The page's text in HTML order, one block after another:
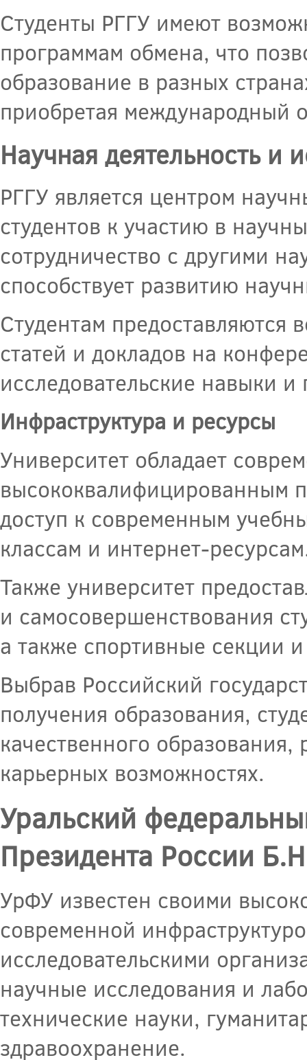
Студенты РГГУ имеют
программам обмена, что
образование в разных
приобретая международный
Научная деятельность и
РГГУ является центром
студентов к участию в
сотрудничество с другими
способствует развитию
Студентам предоставляются
статей и докладов на
исследовательские навыки
Инфраструктура и ресурсы
Университет обладает
высококвалифицированным
доступ к современным
классам и интернет-
Также университет
и самосовершенствования
а также спортивные секции
Выбрав Российский
получения образования,
качественного
карьерных возможностях.
Уральский
Президента России
УрФУ известен своими
современной
исследовательскими
научные исследования и
технические науки,
здравоохранение.